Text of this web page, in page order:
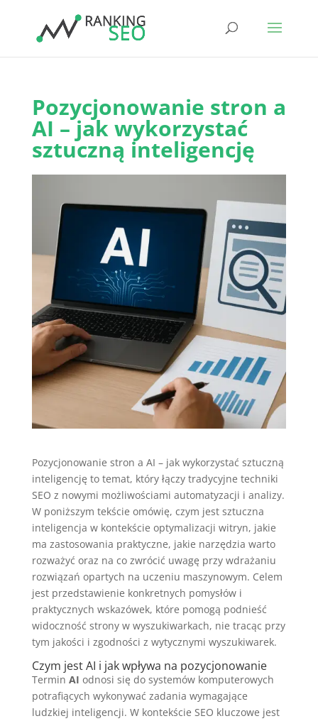
Pozycjonowanie stron a
AI – jak wykorzystać
sztuczną inteligencję
Pozycjonowanie stron a AI – jak wykorzystać sztuczną
inteligencję to temat, który łączy tradycyjne techniki
SEO z nowymi możliwościami automatyzacji i analizy.
W poniższym tekście omówię, czym jest sztuczna
inteligencja w kontekście optymalizacji witryn, jakie
ma zastosowania praktyczne, jakie narzędzia warto
rozważyć oraz na co zwrócić uwagę przy wdrażaniu
rozwiązań opartych na uczeniu maszynowym. Celem
jest przedstawienie konkretnych pomysłów i
praktycznych wskazówek, które pomogą podnieść
widoczność strony w wyszukiwarkach, nie tracąc przy
tym jakości i zgodności z wytycznymi wyszukiwarek.
Czym jest AI i jak wpływa na pozycjonowanie
Termin AI odnosi się do systemów komputerowych
potrafiących wykonywać zadania wymagające
ludzkiej inteligencji. W kontekście SEO kluczowe jest